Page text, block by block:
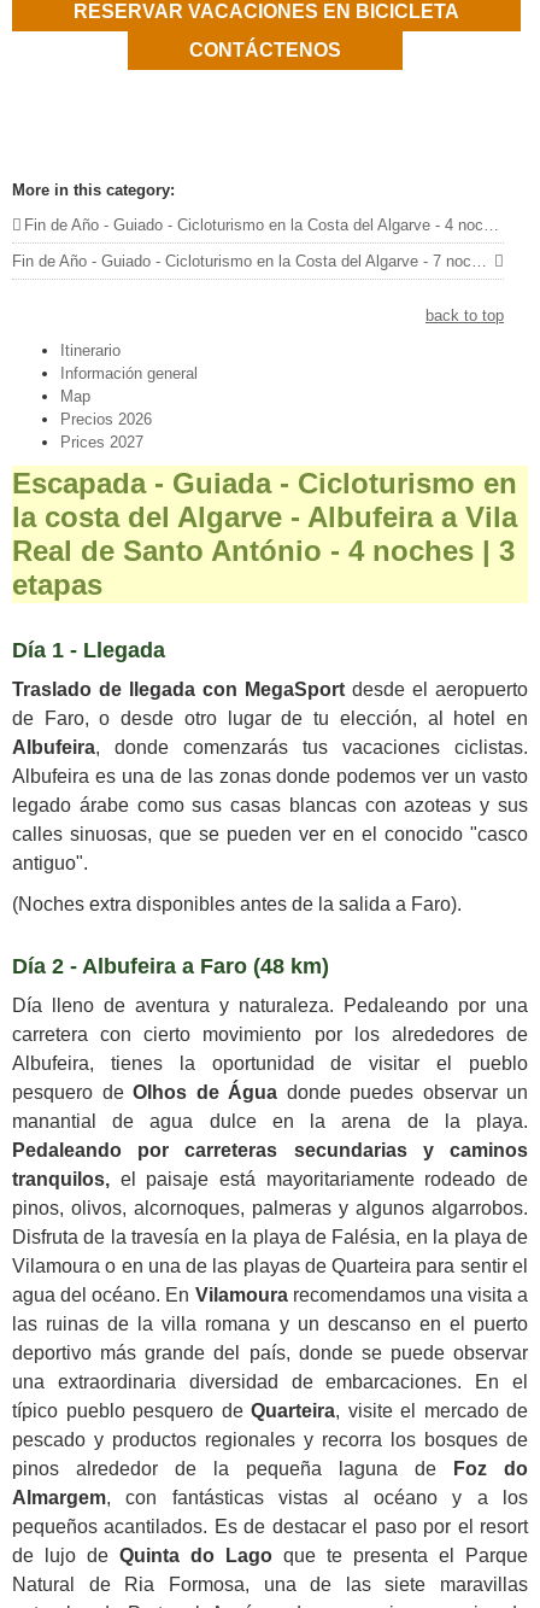
RESERVAR VACACIONES EN BICICLETA
CONTÁCTENOS
More in this category:
Fin de Año - Guiado - Cicloturismo en la Costa del Algarve - 4 noches | 3 etapas
Fin de Año - Guiado - Cicloturismo en la Costa del Algarve - 7 noches | 6 etapas »
back to top
Itinerario
Información general
Map
Precios 2026
Prices 2027
Escapada - Guiada - Cicloturismo en
la costa del Algarve - Albufeira a Vila
Real de Santo António - 4 noches | 3
etapas
Día 1 - Llegada
Traslado de llegada con MegaSport desde el aeropuerto
de Faro, o desde otro lugar de tu elección, al hotel en
Albufeira, donde comenzarás tus vacaciones ciclistas.
Albufeira es una de las zonas donde podemos ver un vasto
legado árabe como sus casas blancas con azoteas y sus
calles sinuosas, que se pueden ver en el conocido "casco
antiguo".
(Noches extra disponibles antes de la salida a Faro).
Día 2 - Albufeira a Faro (48 km)
Día lleno de aventura y naturaleza. Pedaleando por una
carretera con cierto movimiento por los alrededores de
Albufeira, tienes la oportunidad de visitar el pueblo
pesquero de Olhos de Água donde puedes observar un
manantial de agua dulce en la arena de la playa.
Pedaleando por carreteras secundarias y caminos
tranquilos, el paisaje está mayoritariamente rodeado de
pinos, olivos, alcornoques, palmeras y algunos algarrobos.
Disfruta de la travesía en la playa de Falésia, en la playa de
Vilamoura o en una de las playas de Quarteira para sentir el
agua del océano. En Vilamourarecomendamos una visita a
las ruinas de la villa romana y un descanso en el puerto
deportivo más grande del país, donde se puede observar
una extraordinaria diversidad de embarcaciones. En el
típico pueblo pesquero de Quarteira, visite el mercado de
pescado y productos regionales y recorra los bosques de
pinos alrededor de la pequeña laguna de
Foz do
Almargem, con fantásticas vistas al océano y a los
pequeños acantilados. Es de destacar el paso por el resort
de lujo de Quinta do Lago que te presenta el Parque
Natural de Ria Formosa, una de las siete maravillas